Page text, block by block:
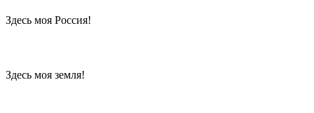
Здесь моя Россия!
Здесь моя земля!